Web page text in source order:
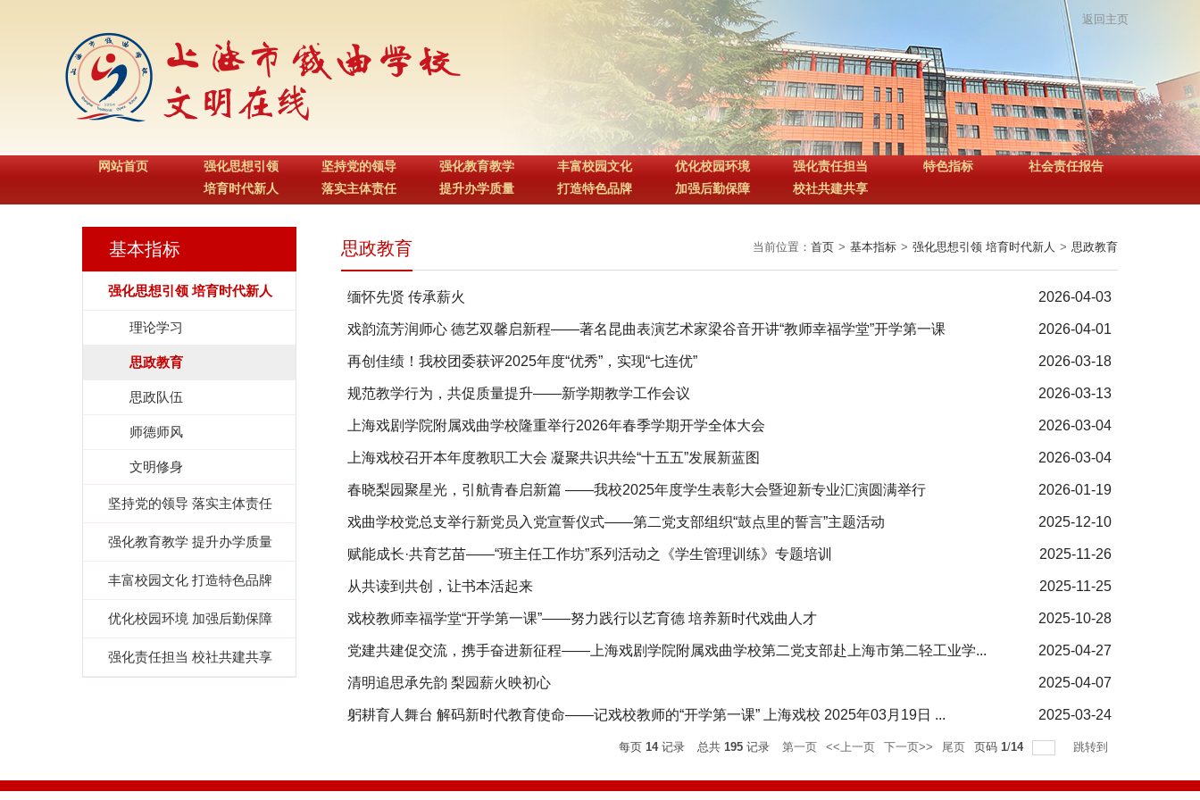
返回主页
网站首页
强化思想引领
培育时代新人
坚持党的领导
落实主体责任
强化教育教学
提升办学质量
丰富校园文化
打造特色品牌
优化校园环境
加强后勤保障
强化责任担当
校社共建共享
特色指标 社会责任报告
基本指标
强化思想引领 培育时代新人
理论学习
思政教育
思政队伍
师德师风
文明修身
坚持党的领导 落实主体责任
强化教育教学 提升办学质量
丰富校园文化 打造特色品牌
优化校园环境 加强后勤保障
强化责任担当 校社共建共享
当前位置： 首页 > 基本指标 > 强化思想引领 培育时代新人 > 思政教育
思政教育
缅怀先贤 传承薪火 2026-04-03
戏韵流芳润师心 德艺双馨启新程——著名昆曲表演艺术家梁谷音开讲“教师幸福学堂”开学第一课 2026-04-01
再创佳绩！我校团委获评2025年度“优秀”，实现“七连优” 2026-03-18
规范教学行为，共促质量提升——新学期教学工作会议 2026-03-13
上海戏剧学院附属戏曲学校隆重举行2026年春季学期开学全体大会 2026-03-04
上海戏校召开本年度教职工大会 凝聚共识共绘“十五五”发展新蓝图​ 2026-03-04
春晓梨园聚星光，引航青春启新篇 ——我校2025年度学生表彰大会暨迎新专业汇演圆满举行 2026-01-19
戏曲学校党总支举行新党员入党宣誓仪式——第二党支部组织“鼓点里的誓言”主题活动 2025-12-10
赋能成长·共育艺苗——“班主任工作坊”系列活动之《学生管理训练》专题培训 2025-11-26
从共读到共创，让书本活起来 2025-11-25
戏校教师幸福学堂“开学第一课”——努力践行以艺育德 培养新时代戏曲人才 2025-10-28
党建共建促交流，携手奋进新征程——上海戏剧学院附属戏曲学校第二党支部赴上海市第二轻工业学... 2025-04-27
清明追思承先韵 梨园薪火映初心 2025-04-07
躬耕育人舞台 解码新时代教育使命——记戏校教师的“开学第一课” 上海戏校 2025年03月19日 ... 2025-03-24
每页 14记录 总共 195 记录 第一页 <<上一页 下一页>> 尾页 页码 1/14 跳转到